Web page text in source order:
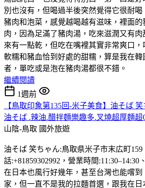
別也沒有，但喝過半後突然覺得它很耐
豬肉和泡菜，感覺越喝越有滋味，裡面
肉，因為足滿了豬肉湯，吃來滋潤又有
來有一點乾，但吃在嘴裡其實非常爽口
軟糯和豬血恰到好處的甜糯，算是我在
者，單吃或是泡在豬肉湯都很不錯。
繼續閱讀
1週前
【鳥取印象第135回-米子美食】油そば
油そば .辣油.醋拌麵樂趣多.叉燒超厚麵超
山陰-鳥取 國外旅遊
油そば 笑ちゃん:鳥取県米子市末広町159
話:+81859302992，營業時間:11:30–14:30
在日本也風行好幾年，甚至台灣也能嚐
家，但一直不是我的拉麵首選，跟我在